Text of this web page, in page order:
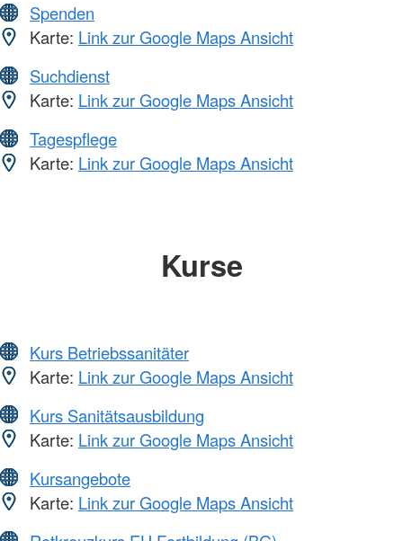
Spenden
Karte: Link zur Google Maps Ansicht
Suchdienst
Karte: Link zur Google Maps Ansicht
Tagespflege
Karte: Link zur Google Maps Ansicht
Kurse
Kurs Betriebssanitäter
Karte: Link zur Google Maps Ansicht
Kurs Sanitätsausbildung
Karte: Link zur Google Maps Ansicht
Kursangebote
Karte: Link zur Google Maps Ansicht